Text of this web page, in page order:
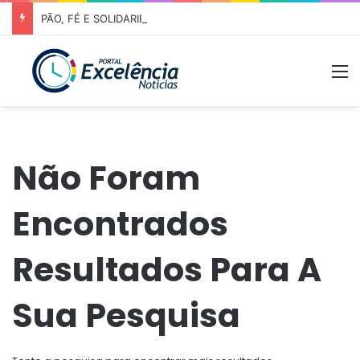
Não Foram
Encontrados
Resultados Para A
Sua Pesquisa